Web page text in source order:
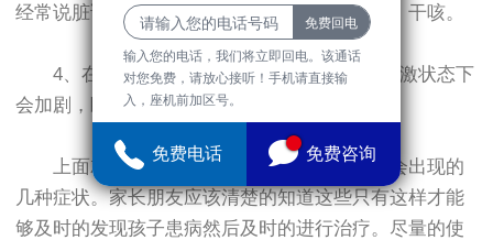
经常说脏话、粗话，或经常不由自主的清嗓子、干咳。
4、在短时间内抽动症若受意识控制，在应激状态下
会加剧，睡眠的时候会消失。
上面就是介绍的几点在患抽动症后有肯能会出现的
几种症状。家长朋友应该清楚的知道这些只有这样才能
够及时的发现孩子患病然后及时的进行治疗。尽量的使
输入您的电话，我们将立即回电。该通话
对您免费，请放心接听！手机请直接输
入，座机前加区号。
免费电话 免费咨询